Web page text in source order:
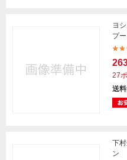
ヨ
プ
27
送
下
ン